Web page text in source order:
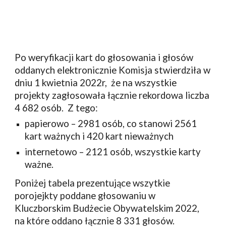
Po weryfikacji kart do głosowania i głosów
oddanych elektronicznie Komisja stwierdziła w
dniu 1 kwietnia 2022r, że na wszystkie
projekty zagłosowała łącznie rekordowa liczba
4 682 osób. Z tego:
papierowo – 2981 osób, co stanowi 2561
kart ważnych i 420 kart nieważnych
internetowo – 2121 osób, wszystkie karty
ważne.
Poniżej tabela prezentujące wszytkie
porojejkty poddane głosowaniu w
Kluczborskim Budżecie Obywatelskim 2022,
na które oddano łącznie 8 331 głosów.